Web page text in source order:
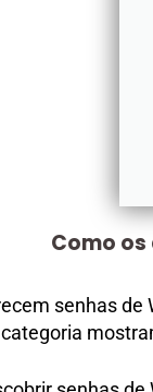
Como
senhas de
categoria